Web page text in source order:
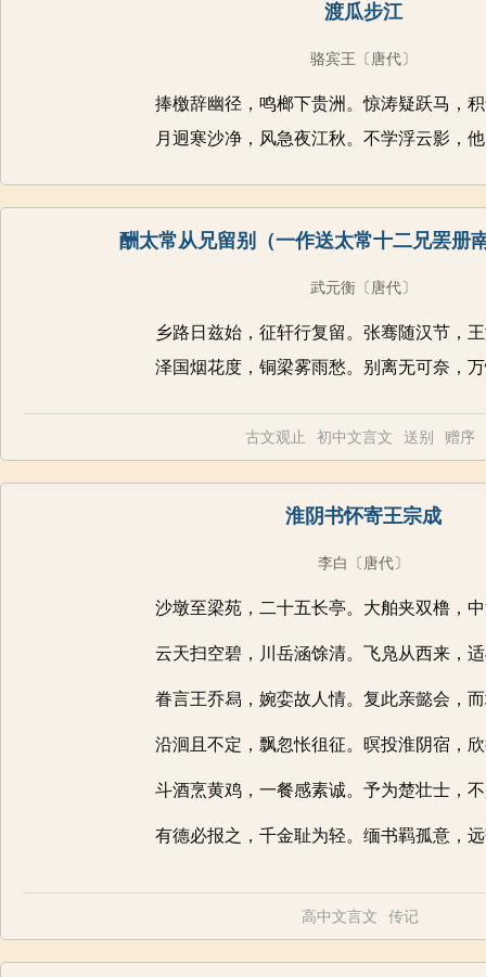
渡瓜步江
骆宾王 〔唐代〕
捧檄辞幽径，鸣榔下贵洲。惊涛疑跃马，
月迥寒沙净，风急夜江秋。不学浮云影，
酬太常从兄留别（一作送太常十二兄罢册
武元衡 〔唐代〕
乡路日兹始，征轩行复留。张骞随汉节，
泽国烟花度，铜梁雾雨愁。别离无可奈，
古文观止 初中文言文 送别 赠序
淮阴书怀寄王宗成
李白 〔唐代〕
沙墩至梁苑，二十五长亭。大舶夹双橹，
云天扫空碧，川岳涵馀清。飞凫从西来，
眷言王乔舄，婉娈故人情。复此亲懿会，
沿洄且不定，飘忽怅徂征。暝投淮阴宿，
斗酒烹黄鸡，一餐感素诚。予为楚壮士，
有德必报之，千金耻为轻。缅书羁孤意，
高中文言文 传记